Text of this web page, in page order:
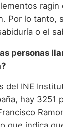
ragin
Por lo tanto,
o el
personas
del INE
hay 3251